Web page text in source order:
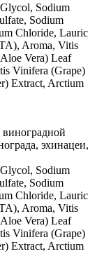
Sodium
Sodium
Chloride, Lauric
Aroma, Vitis
Vera) Leaf
Vinifera (Grape)
Extract, Arctium
эхинацеи,
Sodium
Sodium
Chloride, Lauric
Aroma, Vitis
Vera) Leaf
Vinifera (Grape)
Extract, Arctium